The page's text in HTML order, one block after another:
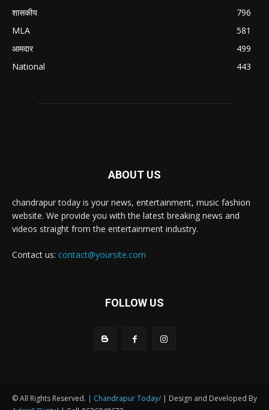
शासकीय
796
MLA
581
आमदार
499
National
443
ABOUT US
chandrapur today is your news, entertainment, music fashion
website. We provide you with the latest breaking news and
videos straight from the entertainment industry.
Contact us: contact@yoursite.com
FOLLOW US
© All Rights Reserved. | Chandrapur Today/ | Design and Developed By